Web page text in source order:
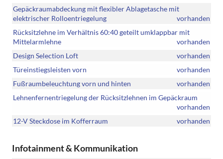
Gepäckraumabdeckung mit flexibler Ablagetasche mit
elektrischer Rolloentriegelung
vorhanden
Rücksitzlehne im Verhältnis 60:40 geteilt umklappbar mit
Mittelarmlehne
vorhanden
Design Selection Loft
vorhanden
Türeinstiegsleisten vorn
vorhanden
Fußraumbeleuchtung vorn und hinten
vorhanden
Lehnenfernentriegelung der Rücksitzlehnen im Gepäckraum
vorhanden
12-V Steckdose im Kofferraum
vorhanden
Infotainment & Kommunikation